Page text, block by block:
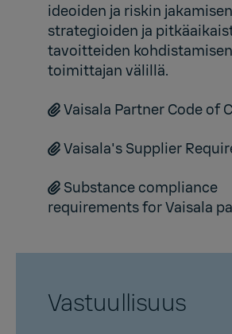
ideoiden ja riskin
strategioiden ja
tavoitteiden
toimittajan välillä.
Vaisala Partner Code of
Vaisala's Supplier
Substance compliance
requirements for Vaisala
Vastuullisuus